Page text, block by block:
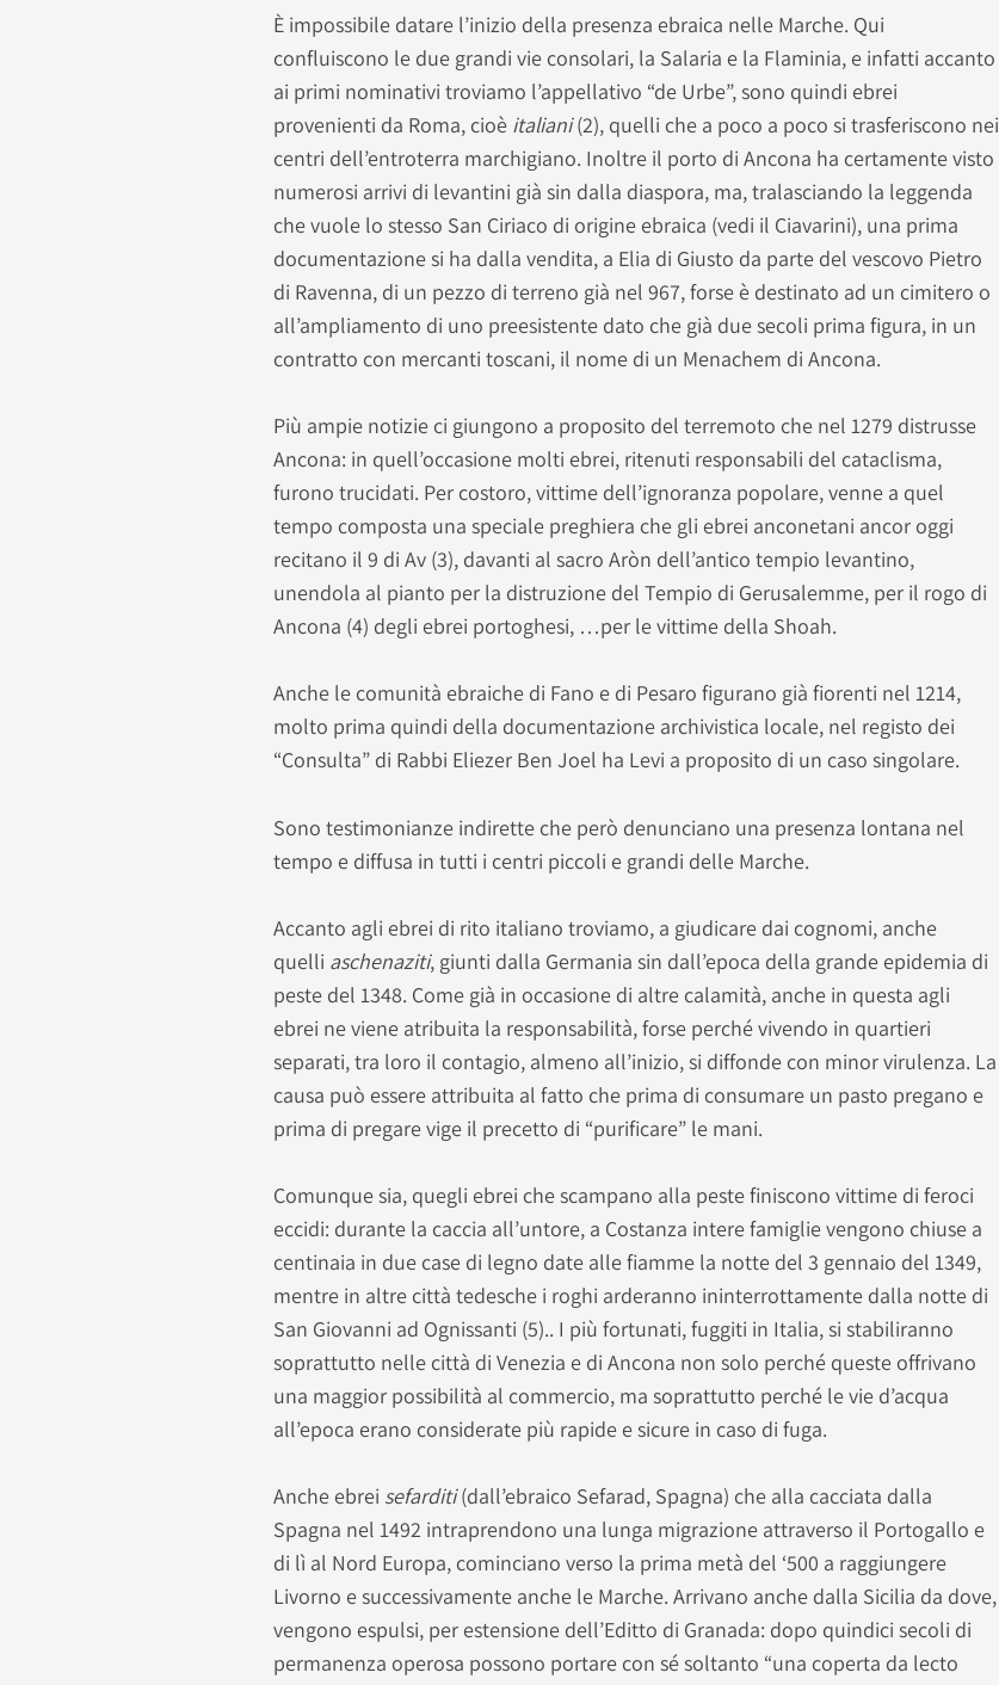
È impossibile datare l’inizio della presenza ebraica nelle Marche. Qui
confluiscono le due grandi vie consolari, la Salaria e la Flaminia, e infatti accanto
ai primi nominativi troviamo l’appellativo “de Urbe”, sono quindi ebrei
provenienti da Roma, cioè italiani(2), quelli che a poco a poco si trasferiscono nei
centri dell’entroterra marchigiano. Inoltre il porto di Ancona ha certamente visto
numerosi arrivi di levantini già sin dalla diaspora, ma, tralasciando la leggenda
che vuole lo stesso San Ciriaco di origine ebraica (vedi il Ciavarini), una prima
documentazione si ha dalla vendita, a Elia di Giusto da parte del vescovo Pietro
di Ravenna, di un pezzo di terreno già nel 967, forse è destinato ad un cimitero o
all’ampliamento di uno preesistente dato che già due secoli prima figura, in un
contratto con mercanti toscani, il nome di un Menachem di Ancona.
Più ampie notizie ci giungono a proposito del terremoto che nel 1279 distrusse
Ancona: in quell’occasione molti ebrei, ritenuti responsabili del cataclisma,
furono trucidati. Per costoro, vittime dell’ignoranza popolare, venne a quel
tempo composta una speciale preghiera che gli ebrei anconetani ancor oggi
recitano il 9 di Av (3), davanti al sacro Aròn dell’antico tempio levantino,
unendola al pianto per la distruzione del Tempio di Gerusalemme, per il rogo di
Ancona (4) degli ebrei portoghesi, …per le vittime della Shoah.
Anche le comunità ebraiche di Fano e di Pesaro figurano già fiorenti nel 1214,
molto prima quindi della documentazione archivistica locale, nel registo dei
“Consulta” di Rabbi Eliezer Ben Joel ha Levi a proposito di un caso singolare.
Sono testimonianze indirette che però denunciano una presenza lontana nel
tempo e diffusa in tutti i centri piccoli e grandi delle Marche.
Accanto agli ebrei di rito italiano troviamo, a giudicare dai cognomi, anche
quelli aschenaziti, giunti dalla Germania sin dall’epoca della grande epidemia di
peste del 1348. Come già in occasione di altre calamità, anche in questa agli
ebrei ne viene atribuita la responsabilità, forse perché vivendo in quartieri
separati, tra loro il contagio, almeno all’inizio, si diffonde con minor virulenza. La
causa può essere attribuita al fatto che prima di consumare un pasto pregano e
prima di pregare vige il precetto di “purificare” le mani.
Comunque sia, quegli ebrei che scampano alla peste finiscono vittime di feroci
eccidi: durante la caccia all’untore, a Costanza intere famiglie vengono chiuse a
centinaia in due case di legno date alle fiamme la notte del 3 gennaio del 1349,
mentre in altre città tedesche i roghi arderanno ininterrottamente dalla notte di
San Giovanni ad Ognissanti (5).. I più fortunati, fuggiti in Italia, si stabiliranno
soprattutto nelle città di Venezia e di Ancona non solo perché queste offrivano
una maggior possibilità al commercio, ma soprattutto perché le vie d’acqua
all’epoca erano considerate più rapide e sicure in caso di fuga.
Anche ebrei sefarditi(dall’ebraico Sefarad, Spagna) che alla cacciata dalla
Spagna nel 1492 intraprendono una lunga migrazione attraverso il Portogallo e
di lì al Nord Europa, cominciano verso la prima metà del ‘500 a raggiungere
Livorno e successivamente anche le Marche. Arrivano anche dalla Sicilia da dove,
vengono espulsi, per estensione dell’Editto di Granada: dopo quindici secoli di
permanenza operosa possono portare con sé soltanto “una coperta da lecto